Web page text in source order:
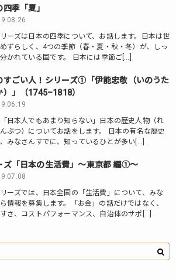
四季「夏」
ーズは日本の四季について、お話します。日本は世
ずらしく、4つの季節（春・夏・秋・冬）が、しっ
かれている国です。 日本には季節ご[…]
すごい人！シリーズ①「伊能忠敬（いのうた
）」（1745–1818）
日本人でもあまり知らない」日本の歴史人物（れ
ぶつ）についてお話をします。 日本の有名な歴史
みなさんすでに、知っているひとが多い[…]
ズ「日本の生活費」～東京都 編①～
ーズでは、日本全国の「生活費」について、みな
情報を募集します。「お金」の話だけではなく、
さ、コストパフォーマンス、自治体のサポ[…]